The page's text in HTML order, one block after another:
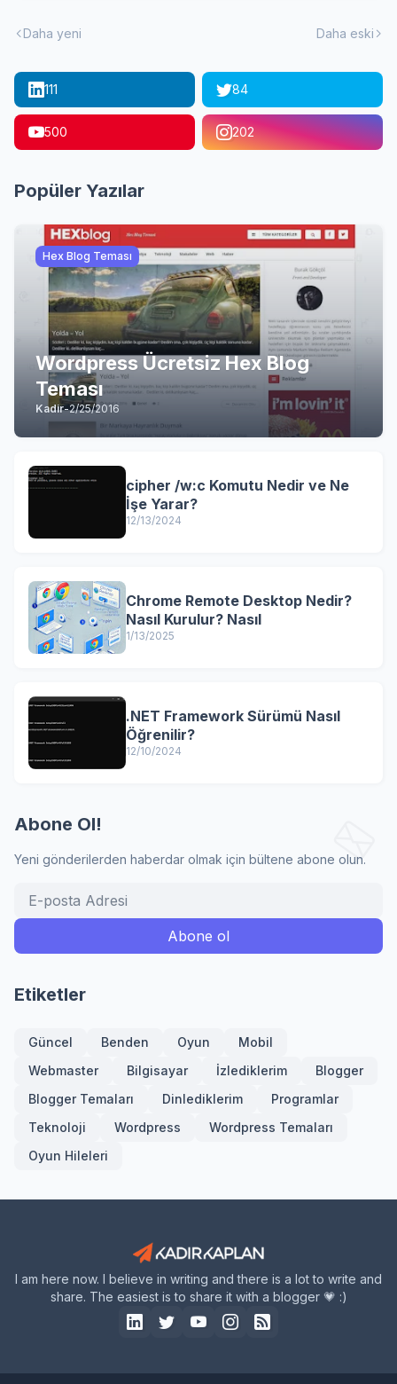
Daha yeni Daha eski
111 84
500 202
Popüler Yazılar
Hex Blog Teması
Wordpress Ücretsiz Hex Blog
Teması
Kadir-2/25/2016
cipher /w:c Komutu Nedir ve Ne
İşe Yarar?
12/13/2024
Chrome Remote Desktop Nedir?
Nasıl Kurulur? Nasıl
1/13/2025
.NET Framework Sürümü Nasıl
Öğrenilir?
12/10/2024
Abone Ol!
Yeni gönderilerden haberdar olmak için bültene abone olun.
Etiketler
Güncel Benden Oyun
Mobil
Webmaster
Bilgisayar İzlediklerim
Blogger
Blogger Temaları
Dinlediklerim
Programlar
Teknoloji
Wordpress
Wordpress Temaları
Oyun Hileleri
I am here now. I believe in writing and there is a lot to write and
share. The easiest is to share it with a blogger 💗 :)